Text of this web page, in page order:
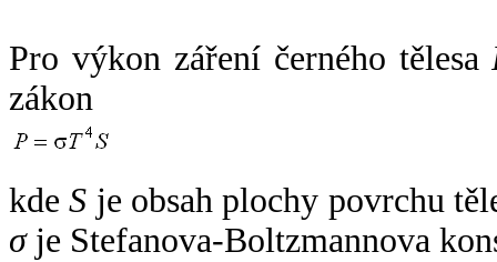
Pro výkon záření černého tělesa
zákon
kdeS je obsah plochy povrchu
σje Stefanova-Boltzmannova